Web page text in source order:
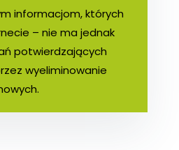
informacjom, których
– nie ma jednak
potwierdzających
wyeliminowanie